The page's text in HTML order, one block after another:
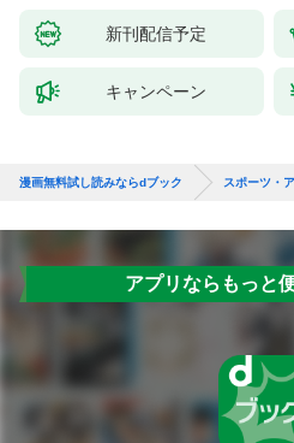
新刊配信予定
キャンペーン
漫画無料試し読みならdブック スポーツ・
アプリならもっと